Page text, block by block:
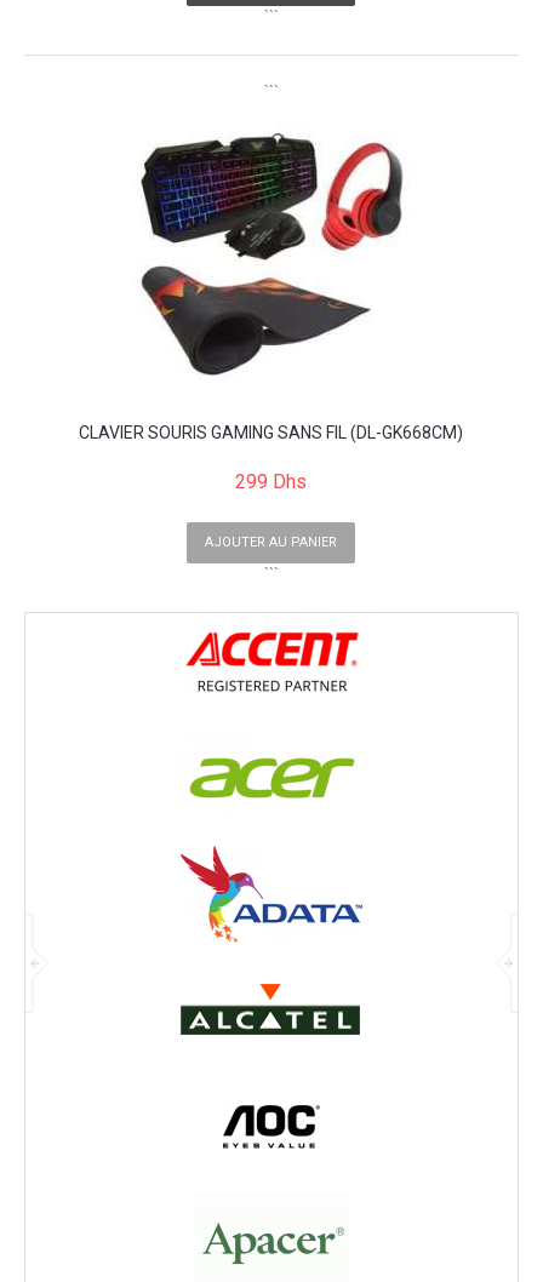
```
```
CLAVIER SOURIS GAMING SANS FIL (DL-GK668CM)
299 Dhs
AJOUTER AU PANIER
```